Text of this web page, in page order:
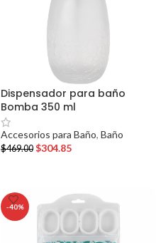
Dispensador para baño
Bomba 350 ml
Accesorios para Baño, Baño
$469.00 $304.85
-40%